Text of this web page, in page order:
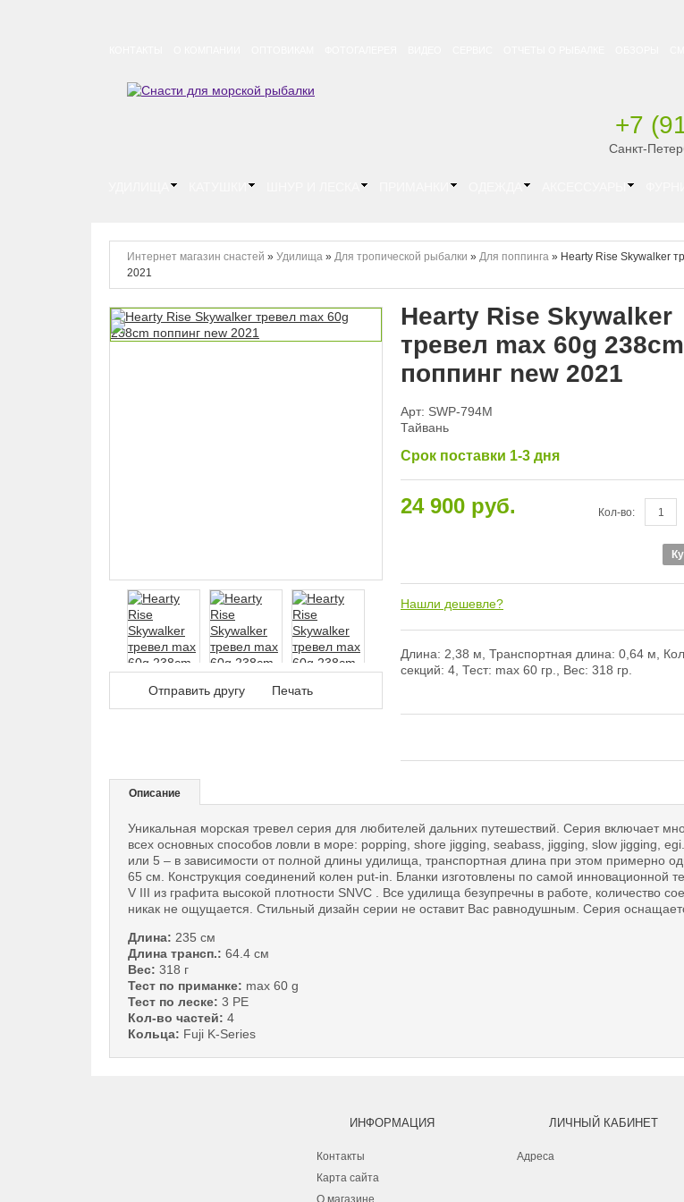
+7
Санкт-
Интернет магазин снастей » Удилища » Для тропической рыбалки » Для поппинга » Hearty Rise Skywalker
2021
Далее
Отправить другу
Печать
Hearty Rise Skywalker
тревел max 60g 238cm
поппинг new 2021
Арт: SWP-794M
Тайвань
Срок поставки 1-3 дня
24 900 руб. Кол-во:
Нашли дешевле?
Длина: 2,38 м, Транспортная длина: 0,64 м,
секций: 4, Тест: max 60 гр., Вес: 318 гр.
Описание
Уникальная морская тревел серия для любителей дальних путешествий. Серия включает
всех основных способов ловли в море: popping, shore jigging, seabass, jigging, slow jigging,
или 5 – в зависимости от полной длины удилища, транспортная длина при этом примерно
65 см. Конструкция соединений колен put-in. Бланки изготовлены по самой инновационной
V III из графита высокой плотности SNVC . Все удилища безупречны в работе, количество
никак не ощущается. Стильный дизайн серии не оставит Вас равнодушным. Серия
Длина: 235 см
Длина трансп.: 64.4 см
Вес: 318 г
Тест по приманке: max 60 g
Тест по леске: 3 PE
Кол-во частей: 4
Кольца: Fuji K-Series
ИНФОРМАЦИЯ
Контакты
Карта сайта
О магазине
ЛИЧНЫЙ КАБИНЕТ
Адреса